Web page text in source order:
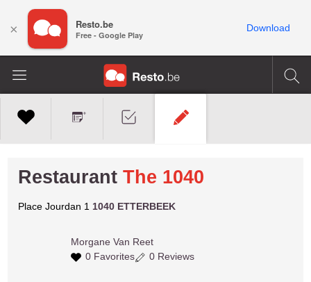
Restaurant The 1040
Place Jourdan 1 1040 ETTERBEEK
Morgane Van Reet
0 Favorites
0 Reviews
× Resto.be
Free - Google Play
Download